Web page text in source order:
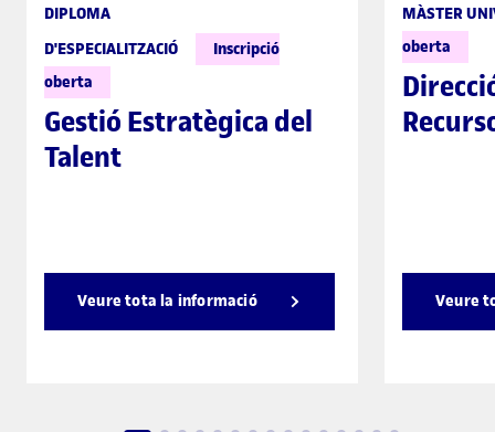
DIPLOMA
D'ESPECIALITZACIÓ
Inscripció
oberta
Gestió Estratègica del
Talent
Veure tota la informació
MÀSTER
oberta
Veure